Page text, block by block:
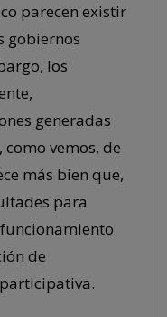
parecen existir
gobiernos
los
generadas
vemos, de
más bien que,
para
de